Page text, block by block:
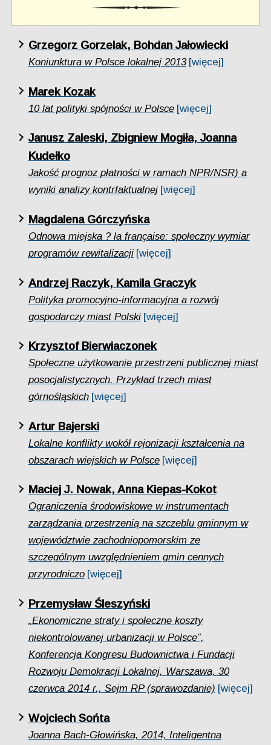
Grzegorz Gorzelak, Bohdan Jałowiecki
Koniunktura w Polsce lokalnej 2013 [więcej]
Marek Kozak
10 lat polityki spójności w Polsce [więcej]
Janusz Zaleski, Zbigniew Mogiła, Joanna
Kudełko
Jakość prognoz płatności w ramach NPR/NSR) a
wyniki analizy kontrfaktualnej [więcej]
Magdalena Górczyńska
Odnowa miejska ? la française: społeczny wymiar
programów rewitalizacji [więcej]
Andrzej Raczyk, Kamila Graczyk
Polityka promocyjno-informacyjna a rozwój
gospodarczy miast Polski [więcej]
Krzysztof Bierwiaczonek
Społeczne użytkowanie przestrzeni publicznej miast
posocjalistycznych. Przykład trzech miast
górnośląskich [więcej]
Artur Bajerski
Lokalne konflikty wokół rejonizacji kształcenia na
obszarach wiejskich w Polsce [więcej]
Maciej J. Nowak, Anna Kiepas-Kokot
Ograniczenia środowiskowe w instrumentach
zarządzania przestrzenią na szczeblu gminnym w
województwie zachodniopomorskim ze
szczególnym uwzględnieniem gmin cennych
przyrodniczo [więcej]
Przemysław Śleszyński
„Ekonomiczne straty i społeczne koszty
niekontrolowanej urbanizacji w Polsce”,
Konferencja Kongresu Budownictwa i Fundacji
Rozwoju Demokracji Lokalnej, Warszawa, 30
czerwca 2014 r., Sejm RP (sprawozdanie) [więcej]
Wojciech Sońta
Joanna Bach-Głowińska, 2014, Inteligentna